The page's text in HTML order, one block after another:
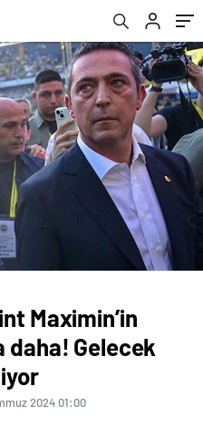
Maximin’in
daha! Gelecek
2024 01:00